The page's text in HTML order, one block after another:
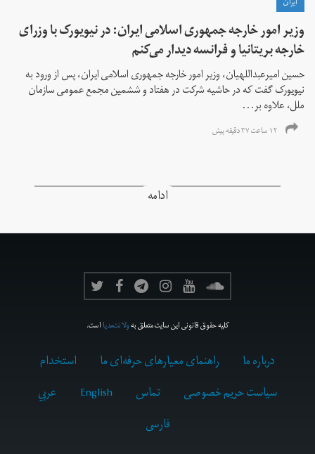
ايران
وزیر امور خارجه جمهوری اسلامی ایران: در نیویورک با وزرای
خارجه بریتانیا و فرانسه دیدار می‌کنم
حسین امیرعبداللهیان، وزیر امور خارجه جمهوری اسلامی ایران، پس از ورود به
نیویورک گفت که در حاشیه شرکت در هفتاد و ششمین مجمع عمومی سازمان
ملل، علاوه بر...
۱۲ ساعت ۳۷ دقیقه پیش
ادامه
کلیه حقوق قانونی این سایت متعلق بهولانت‌مدیااست.
درباره ما راهنمای معیارهای حرفه‌ای ما
استخدام
سیاست حریم خصوصی
تماس English
عربي
فارسى